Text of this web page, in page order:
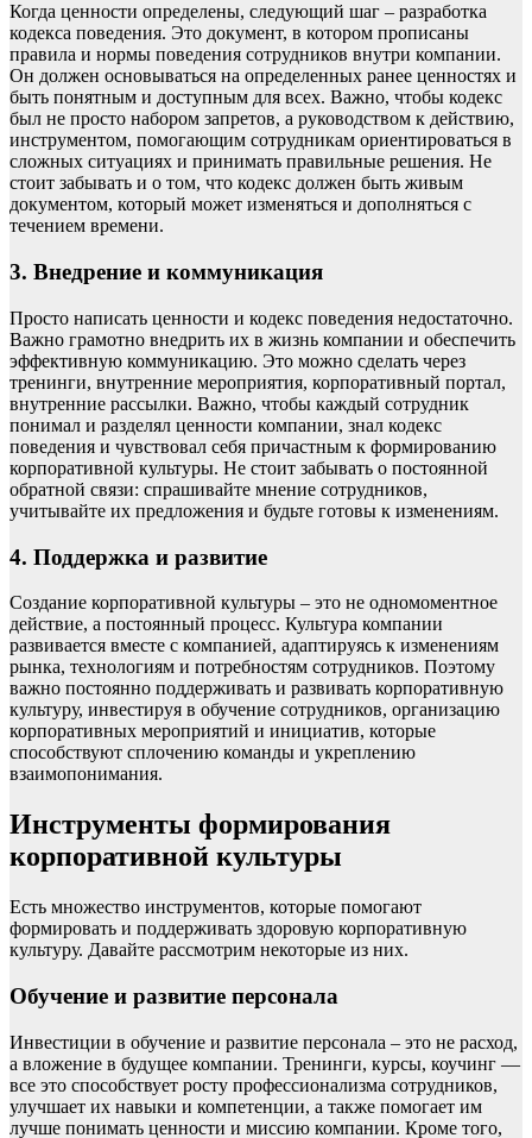
Когда ценности определены, следующий шаг – разработка
кодекса поведения. Это документ, в котором прописаны
правила и нормы поведения сотрудников внутри компании.
Он должен основываться на определенных ранее ценностях и
быть понятным и доступным для всех. Важно, чтобы кодекс
был не просто набором запретов, а руководством к действию,
инструментом, помогающим сотрудникам ориентироваться в
сложных ситуациях и принимать правильные решения. Не
стоит забывать и о том, что кодекс должен быть живым
документом, который может изменяться и дополняться с
течением времени.
3. Внедрение и коммуникация
Просто написать ценности и кодекс поведения недостаточно.
Важно грамотно внедрить их в жизнь компании и обеспечить
эффективную коммуникацию. Это можно сделать через
тренинги, внутренние мероприятия, корпоративный портал,
внутренние рассылки. Важно, чтобы каждый сотрудник
понимал и разделял ценности компании, знал кодекс
поведения и чувствовал себя причастным к формированию
корпоративной культуры. Не стоит забывать о постоянной
обратной связи: спрашивайте мнение сотрудников,
учитывайте их предложения и будьте готовы к изменениям.
4. Поддержка и развитие
Создание корпоративной культуры – это не одномоментное
действие, а постоянный процесс. Культура компании
развивается вместе с компанией, адаптируясь к изменениям
рынка, технологиям и потребностям сотрудников. Поэтому
важно постоянно поддерживать и развивать корпоративную
культуру, инвестируя в обучение сотрудников, организацию
корпоративных мероприятий и инициатив, которые
способствуют сплочению команды и укреплению
взаимопонимания.
Инструменты формирования
корпоративной культуры
Есть множество инструментов, которые помогают
формировать и поддерживать здоровую корпоративную
культуру. Давайте рассмотрим некоторые из них.
Обучение и развитие персонала
Инвестиции в обучение и развитие персонала – это не расход,
а вложение в будущее компании. Тренинги, курсы, коучинг —
все это способствует росту профессионализма сотрудников,
улучшает их навыки и компетенции, а также помогает им
лучше понимать ценности и миссию компании. Кроме того,